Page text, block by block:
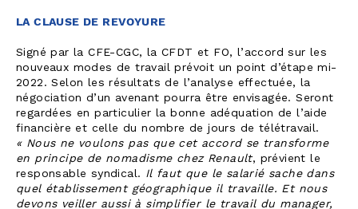
LA CLAUSE DE REVOYURE
Signé par la CFE-CGC, la CFDT et FO, l’accord sur les
nouveaux modes de travail prévoit un point d’étape mi-
2022. Selon les résultats de l’analyse effectuée, la
négociation d’un avenant pourra être envisagée. Seront
regardées en particulier la bonne adéquation de l’aide
financière et celle du nombre de jours de télétravail.
« Nous ne voulons pas que cet accord se transforme
en principe de nomadisme chez Renault, prévient le
responsable syndical. Il faut que le salarié sache dans
quel établissement géographique il travaille. Et nous
devons veiller aussi à simplifier le travail du manager,